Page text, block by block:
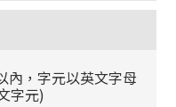
內，字元以英文字母
字元)